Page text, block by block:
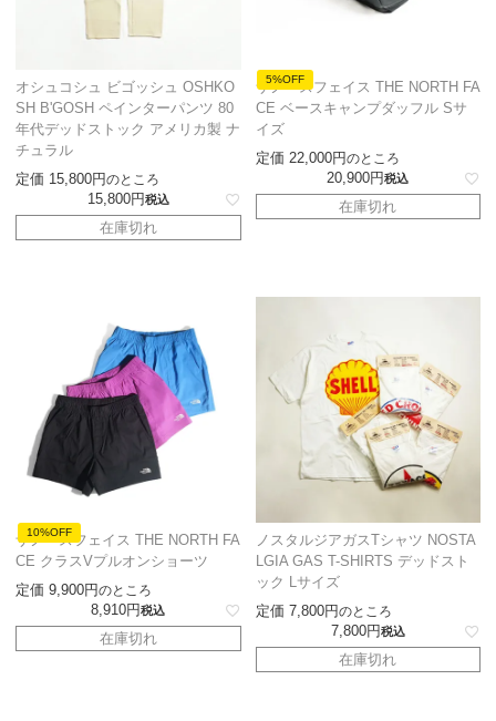
オシュコシュ ビゴッシュ OSHKO
SH B'GOSH ペインターパンツ 80
年代デッドストック アメリカ製 ナ
チュラル
定価 15,800 のところ
15,800 税込
在庫切れ
5%OFF
ザノースフェイス THE NORTH FA
CE ベースキャンプダッフル Sサ
イズ
定価 22,000 のところ
20,900 税込
在庫切れ
10%OFF
ザノースフェイス THE NORTH FA
CE クラスVプルオンショーツ
定価 9,900 のところ
8,910 税込
在庫切れ
ノスタルジアガスTシャツ NOSTA
LGIA GAS T-SHIRTS デッドスト
ック Lサイズ
定価 7,800 のところ
7,800 税込
在庫切れ